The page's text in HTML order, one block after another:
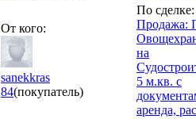
От кого:
sanekkras
84(покупатель)
По сделке:
Продажа:
на
5 м.кв. с
аренда,